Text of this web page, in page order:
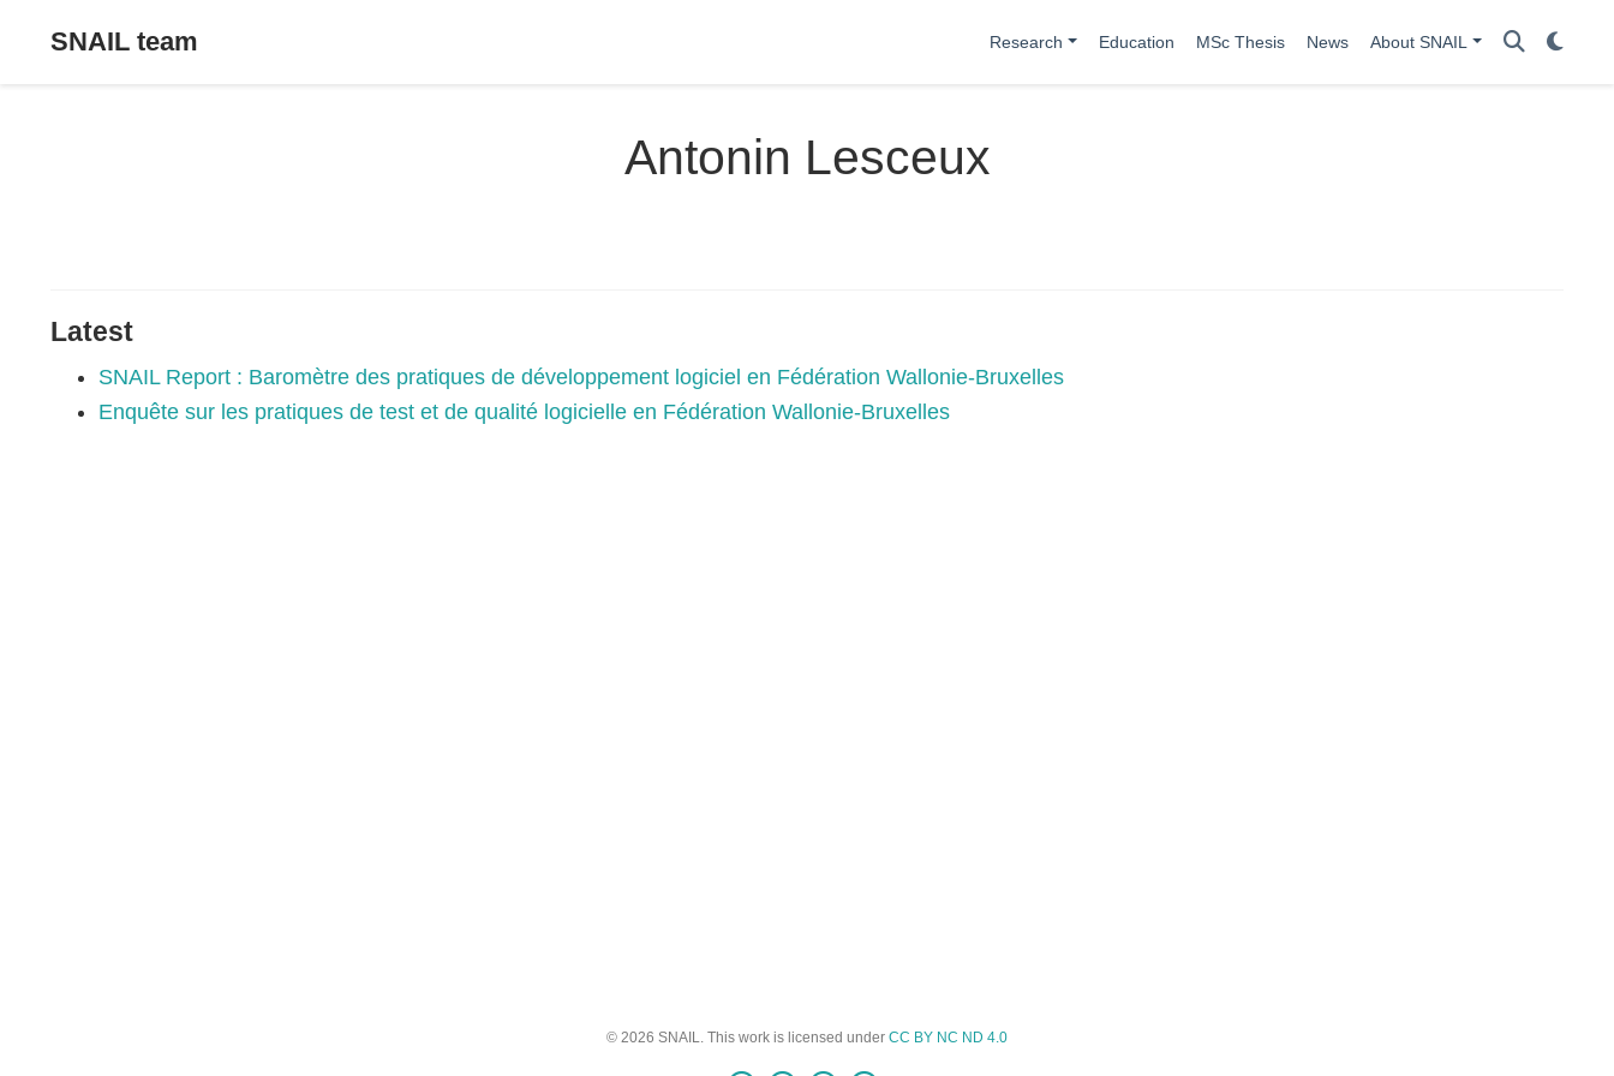
SNAIL team Research Education MSc Thesis News About SNAIL
Antonin Lesceux
Latest
SNAIL Report : Baromètre des pratiques de développement logiciel en Fédération Wallonie-Bruxelles
Enquête sur les pratiques de test et de qualité logicielle en Fédération Wallonie-Bruxelles
© 2026 SNAIL. This work is licensed under CC BY NC ND 4.0